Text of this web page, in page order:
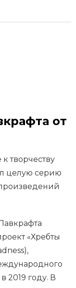
от
творчеству
целую серию
«Хребты
2019 году. В